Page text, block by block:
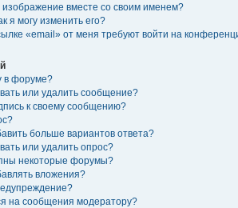
изображение вместе со своим именем?
я могу изменить его?
«email» от меня требуют войти на
в форуме?
или удалить сообщение?
к своему сообщению?
больше вариантов ответа?
или удалить опрос?
некоторые форумы?
вложения?
на сообщения модератору?